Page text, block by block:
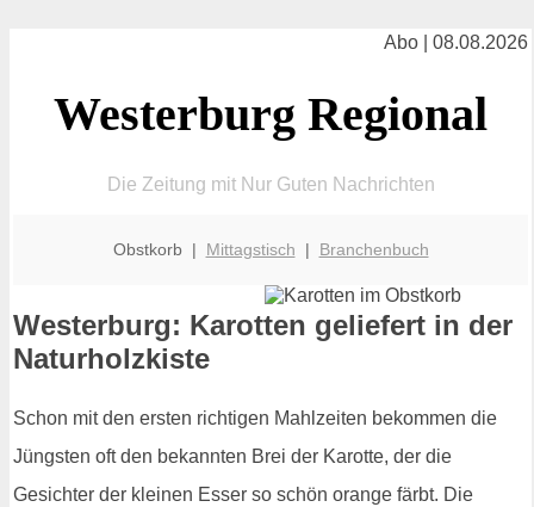
Abo | 08.08.2026
Westerburg Regional
Die Zeitung mit Nur Guten Nachrichten
Obstkorb | Mittagstisch | Branchenbuch
Westerburg: Karotten geliefert in der
Naturholzkiste
Schon mit den ersten richtigen Mahlzeiten bekommen die
Jüngsten oft den bekannten Brei der Karotte, der die
Gesichter der kleinen Esser so schön orange färbt. Die